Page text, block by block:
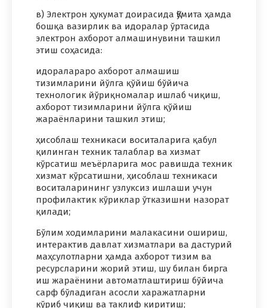
в) Электрон ҳукумат доирасида Қўмита ҳамда
бошқа вазирлик ва идоралар ўртасида
электрон ахборот алмашинувини ташкил
этиш соҳасида:
идоралараро ахборот алмашиш
тизимларини йўлга қўйиш бўйича
технологик йўриқномалар ишлаб чиқиш,
ахборот тизимларини йўлга қўйиш
жараёнларини ташкил этиш;
ҳисоблаш техникаси воситаларига қабул
қилинган техник талаблар ва хизмат
кўрсатиш меъёрларига мос равишда техник
хизмат кўрсатишни, ҳисоблаш техникаси
воситаларининг узлуксиз ишлаши учун
профилактик кўриклар ўтказишни назорат
қилади;
Бўлим ходимларини малакасини ошириш,
интерактив давлат хизматлари ва дастурий
маҳсулотларни ҳамда ахборот тизим ва
ресурсларини жорий этиш, шу билан бирга
иш жараёнини автоматлаштириш бўйича
сарф бўладиган асосли харажатларни
кўриб чиқиш ва таклиф киритиш;